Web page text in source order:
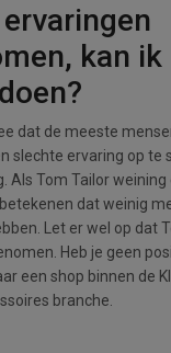
kan ik
dat de meeste
slechte ervaring op te
Als Tom Tailor
dat weinig
Let er wel op dat
Heb je geen
een shop binnen de
branche.